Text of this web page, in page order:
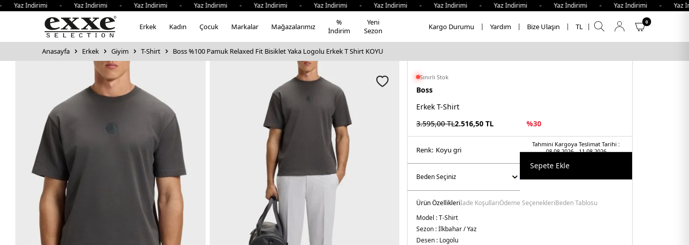
İndirimi - Yaz İndirimi - Yaz İndirimi - Yaz İndirimi - Yaz İndirimi - Yaz İndirimi - Yaz İndirimi - Yaz İndirimi - Yaz İndirimi - Yaz İndirimi - Yaz İndirimi -
Erkek Kadın Çocuk Markalar Mağazalarımız
%
İndirim
Yeni
Sezon
Kargo Durumu Yardım Bize Ulaşın TL
0
Anasayfa Erkek Giyim T-Shirt Boss %100 Pamuk Relaxed Fit Bisiklet Yaka Logolu Erkek T Shirt KOYU
Sınırlı Stok
Boss
Erkek T-Shirt
3.595,00TL2.516,50 TL %30
Tahmini Kargoya Teslimat Tarihi :
08.08.2026 - 11.08.2026
Renk: koyu gri̇
Sepete Ekle
Ürün Özellikleriİade KoşullarıÖdeme SeçenekleriBeden Tablosu
Model :T-Shirt
Sezon :İlkbahar / Yaz
Desen : Logolu